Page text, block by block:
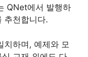
QNet에서 발행하
추천합니다.
치하며, 예제와 모